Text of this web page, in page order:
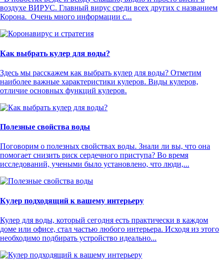
воздухе ВИРУС. Главный вирус среди всех других с названием
Корона. Очень много информации с...
Как выбрать кулер для воды?
Здесь мы расскажем как выбрать кулер для воды? Отметим
наиболее важные характеристики кулеров. Виды кулеров,
отличие основных функций кулеров.
Полезные свойства воды
Поговорим о полезных свойствах воды. Знали ли вы, что она
помогает снизить риск сердечного приступа? Во время
исследований, учеными было установлено, что люди,...
Кулер подходящий к вашему интерьеру
Кулер для воды, который сегодня есть практически в каждом
доме или офисе, стал частью любого интерьера. Исходя из этого
необходимо подбирать устройство идеально...